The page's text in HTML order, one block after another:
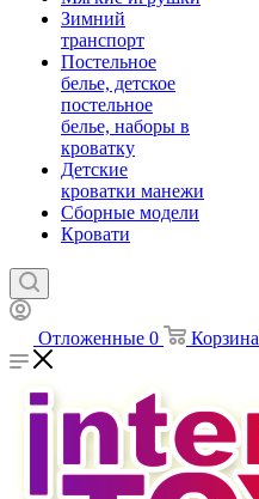
Зимний
транспорт
Постельное
белье, детское
постельное
белье, наборы в
кроватку
Детские
кроватки манежи
Сборные модели
Кровати
Отложенные 0 Корзина